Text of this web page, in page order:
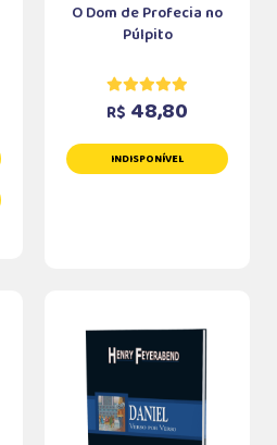
O Dom de Profecia no
Púlpito
R$ 48,80
INDISPONÍVEL